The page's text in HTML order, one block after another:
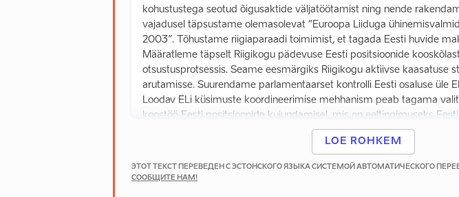
kohustustega seotud õigusaktide väljatöötamist ning nende
vajadusel täpsustame olemasolevat “Euroopa Liiduga
2003”. Tõhustame riigiaparaadi toimimist, et tagada Eesti huvide
Määratleme täpselt Riigikogu pädevuse Eesti positsioonide
otsustusprotsessis. Seame eesmärgiks Riigikogu aktiivse kaasatuse
arutamisse. Suurendame parlamentaarset kontrolli Eesti osaluse üle
Loodav ELi küsimuste koordineerimise mehhanism peab tagama
koostöö Eesti positsioonide kujundamisel, mis on eeltingimuseks
ELi otsustusprotsessis. Seame eesmärgiks kogu EList eraldatava
Töötame välja ELi struktuurimeetmete rakendamise
toodetava lisaväärtuse lisandumisele. Seame esikohale põhimõtte,
struktuurivahendite rahastamiseesmärgid aitavad kaasa riiklike
LOE ROHKEM
ЭТОТ ТЕКСТ ПЕРЕВЕДЕН С ЭСТОНСКОГО ЯЗЫКА СИСТЕМОЙ АВТОМАТИЧЕСКОГО
СООБЩИТЕ НАМ!